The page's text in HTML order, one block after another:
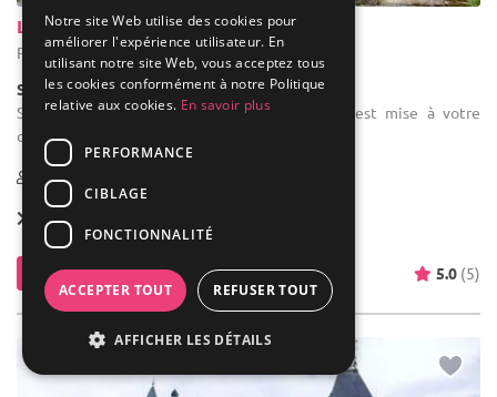
Le Chai d'Aigues Vives
Pompignac - Gironde (33)
Salle de réception
Salle des fêtes : Une salle pour les enfants est mise à votre
disposition. Climatisation
10-163
Location dès
Contacter 5.0 (5)
Notre site Web utilise des cookies pour
améliorer l'expérience utilisateur. En
utilisant notre site Web, vous acceptez tous
les cookies conformément à notre Politique
relative aux cookies. En savoir plus
PERFORMANCE
CIBLAGE
FONCTIONNALITÉ
ACCEPTER TOUT REFUSER TOUT
AFFICHER LES DÉTAILS